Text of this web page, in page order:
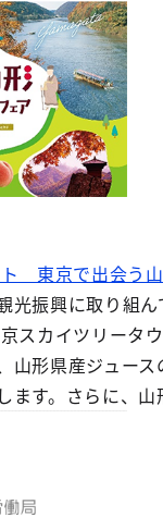
東京で出会う
光振興に取り組
スカイツリータ
山形県産ジュー
ます。さらに、